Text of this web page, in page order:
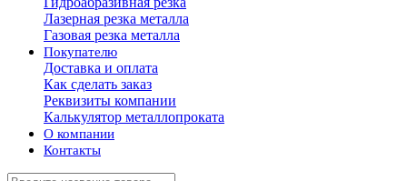
Лазерная резка металла
Газовая резка металла
Покупателю
Доставка и оплата
Как сделать заказ
Реквизиты компании
Калькулятор металлопроката
О компании
Контакты